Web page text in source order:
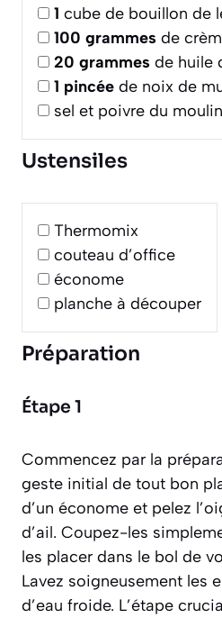
1 cube de bouillon de
100 grammes de
20 grammes de huile
1 pincée de noix de
sel et poivre du moulin
Ustensiles
Thermomix
couteau d’office
économe
planche à découper
Préparation
Étape 1
Commencez par la
geste initial de tout bon
d’un économe et pelez
d’ail. Coupez-les
les placer dans le bol de
Lavez soigneusement les
d’eau froide. L’étape